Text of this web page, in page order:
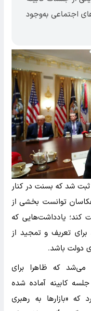
اجتماعی به‌وجود
ثبت شد که بسنت در کنار
توانست بخشی از
کند؛ یادداشت‌هایی که
تعریف و تمجید از
دولت باشد.
می‌شد که ظاهرا برای
کابینه آماده شده
که «بازارها به رهبری